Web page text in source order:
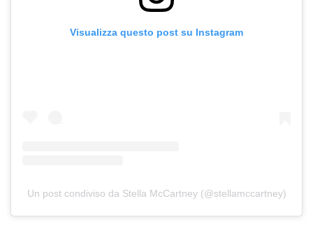
Visualizza questo post su Instagram
Un post condiviso da Stella McCartney (@stellamccartney)